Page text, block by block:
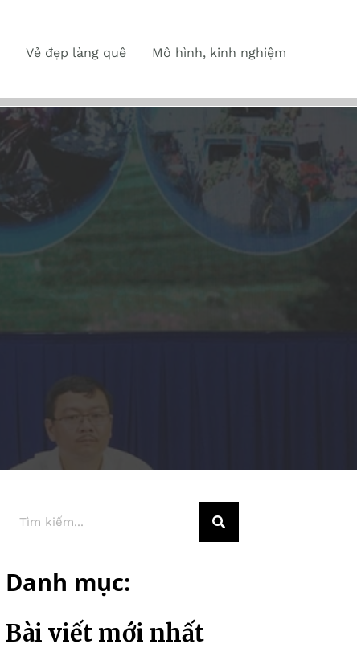
Vẻ đẹp làng quê Mô hình, kinh nghiệm
Danh mục:
Bài viết mới nhất